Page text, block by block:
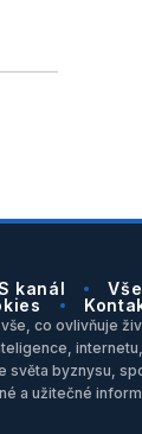
kanál
co ovlivňuje
světa byznysu,
a užitečné